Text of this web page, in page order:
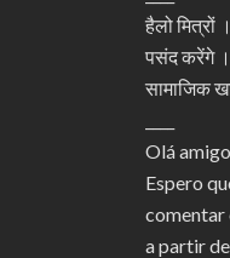
हैलो
पसंद करेंगे ।
सामाजिक
Olá
Espero
comentar
a partir